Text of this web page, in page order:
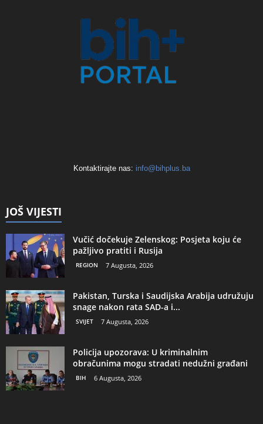
Kontaktirajte nas: info@bihplus.ba
JOŠ VIJESTI
Vučić dočekuje Zelenskog: Posjeta koju će
pažljivo pratiti i Rusija
REGION 7 Augusta, 2026
Pakistan, Turska i Saudijska Arabija udružuju
snage nakon rata SAD-a i...
SVIJET 7 Augusta, 2026
Policija upozorava: U kriminalnim
obračunima mogu stradati nedužni građani
BIH 6 Augusta, 2026